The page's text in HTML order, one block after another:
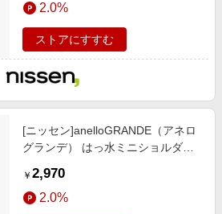
リー / バッグ/鞄/ ショルダーバッグ/
ミントグリーン
2.0%
ストアにすすむ
[ニッセン]anelloGRANDE（アネロ
グランデ） はっ水ミニショルダー
ッグ/アクセサリー / バッグ/鞄/ ショ
ルダーバッグ/ブラック×グレー
￥ 2,970
2.0%